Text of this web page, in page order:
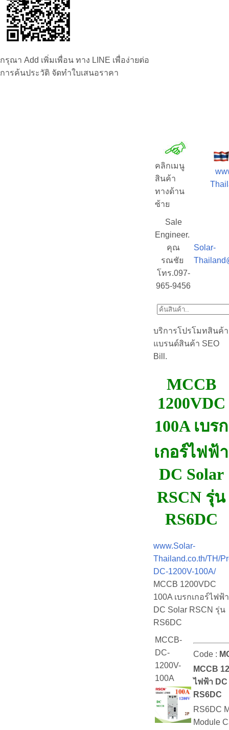
กรุณา Add เพิ่มเพื่อน ทาง LINE เพื่อง่ายต่อ
การค้นประวัติ จัดทำใบเสนอราคา
คลิกเมนู
สินค้า
ทางด้าน
ซ้าย
Sale
Engineer.
คุณ
รณชัย
โทร.097-
965-9456
Solar-
บริการโปรโมทสินค้า
แบรนด์สินค้า SEO
Bill.
MCCB
1200VDC
100A เบรก
เกอร์ไฟฟ้า
DC Solar
RSCN รุ่น
RS6DC
www.Solar-
Thailand.co.th/TH/
DC-1200V-100A/
MCCB 1200VDC
100A เบรกเกอร์ไฟฟ้า
DC Solar RSCN รุ่น
RS6DC
MCCB-
DC-
1200V-
100A
Code :
MCCB
ไฟฟ้า
RS6DC
RS6DC
Module